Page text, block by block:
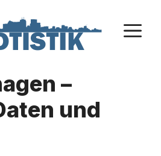
–
und